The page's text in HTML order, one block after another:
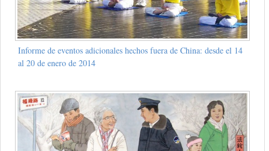
Informe de eventos adicionales hechos fuera de China: desde el 14
al 20 de enero de 2014